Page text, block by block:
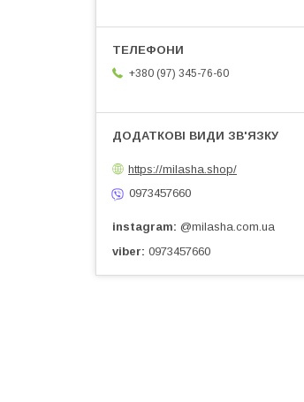
+380 (97) 345-76-60
https://milasha.shop/
0973457660
instagram @milasha.com.ua
viber 0973457660